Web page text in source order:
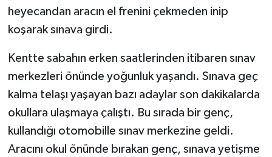
heyecandan aracın el frenini çekmeden inip
koşarak sınava girdi.
Kentte sabahın erken saatlerinden itibaren sınav
merkezleri önünde yoğunluk yaşandı. Sınava geç
kalma telaşı yaşayan bazı adaylar son dakikalarda
okullara ulaşmaya çalıştı. Bu sırada bir genç,
kullandığı otomobille sınav merkezine geldi.
Aracını okul önünde bırakan genç, sınava yetişme